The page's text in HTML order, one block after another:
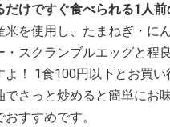
だけですぐ食べられる1人前
米を使用し、たまねぎ・に
・スクランブルエッグと程
よ！ 1食100円以下とお買い
でさっと炒めると簡単にお
すすめです。